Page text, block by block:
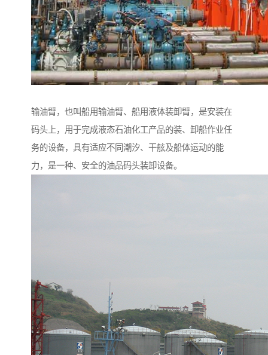
输油臂，也叫船用输油臂、船用液体装卸臂，是安装在
码头上，用于完成液态石油化工产品的装、卸船作业任
务的设备，具有适应不同潮汐、干舷及船体运动的能
力，是一种、安全的油品码头装卸设备。